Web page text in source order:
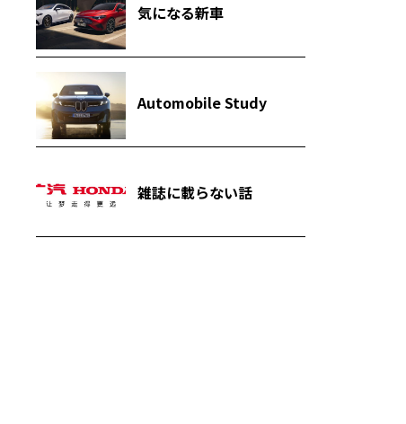
気になる新車
Automobile Study
雑誌に載らない話